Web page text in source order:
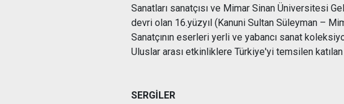
Sanatları sanatçısı ve Mimar Sinan Üniversitesi
devri olan 16.yüzyıl (Kanuni Sultan Süleyman –
Sanatçının eserleri yerli ve yabancı sanat
Uluslar arası etkinliklere Türkiye'yi temsilen
SERGİLER